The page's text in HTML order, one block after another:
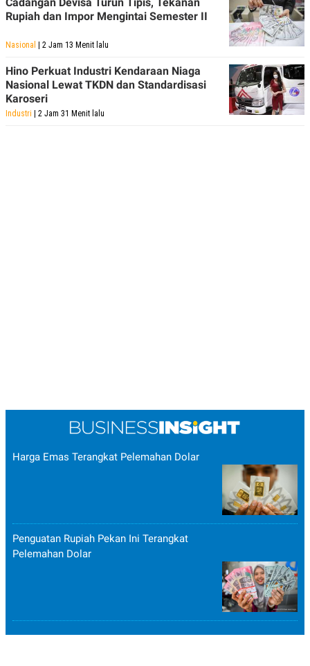
Rupiah dan Impor Mengintai Semester II
Nasional | 2 Jam 13 Menit lalu
Hino Perkuat Industri Kendaraan Niaga
Nasional Lewat TKDN dan Standardisasi
Karoseri
Industri | 2 Jam 31 Menit lalu
Harga Emas Terangkat Pelemahan Dolar
Penguatan Rupiah Pekan Ini Terangkat
Pelemahan Dolar